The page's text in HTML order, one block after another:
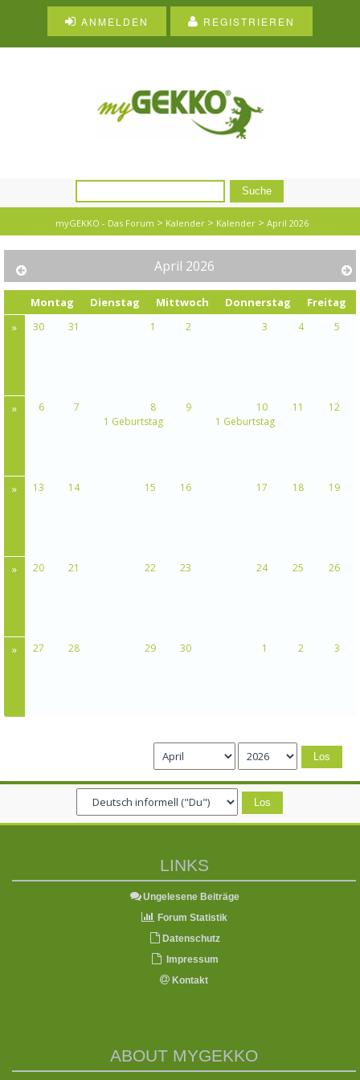
ANMELDEN REGISTRIEREN
myGEKKO - Das Forum > Kalender > Kalender > April 2026
April 2026
Montag Dienstag Mittwoch Donnerstag
Freitag
»
30 31 1 2 3 4 5
» 6 7
8
1 Geburtstag
9
10
1 Geburtstag
11 12
» 13 14 15 16 17 18 19
» 20 21 22 23 24 25 26
» 27 28 29 30 1 2 3
LINKS
Ungelesene Beiträge
Forum Statistik
Datenschutz
Impressum
Kontakt
ABOUT MYGEKKO